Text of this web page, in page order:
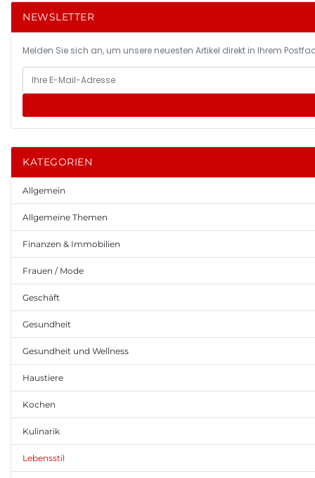
NEWSLETTER
Melden Sie sich an, um unsere neuesten Artikel direkt in Ihrem
KATEGORIEN
Allgemein
Allgemeine Themen
Finanzen & Immobilien
Frauen / Mode
Geschäft
Gesundheit
Gesundheit und Wellness
Haustiere
Kochen
Kulinarik
Lebensstil